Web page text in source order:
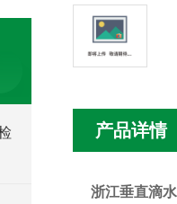
产品详情
浙江垂直滴